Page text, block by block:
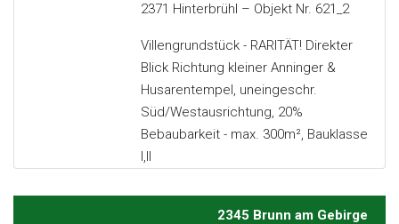
2371 Hinterbrühl – Objekt Nr. 621_2
Villengrundstück - RARITÄT! Direkter
Blick Richtung kleiner Anninger &
Husarentempel, uneingeschr.
Süd/Westausrichtung, 20%
Bebaubarkeit - max. 300m², Bauklasse
I,II
2345 Brunn am Gebirge